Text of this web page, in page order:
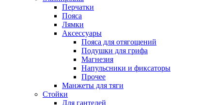
Перчатки
Пояса
Лямки
Аксессуары
Пояса для отягощений
Подушки для грифа
Магнезия
Напульсники и фиксаторы
Прочее
Манжеты для тяги
Стойки
Для гантелей